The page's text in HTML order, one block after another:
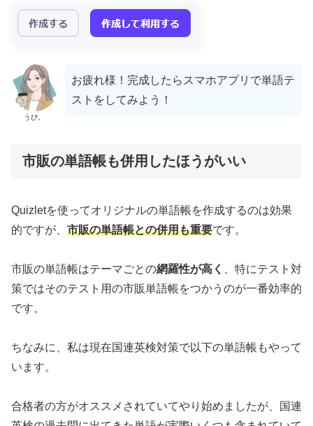
うぴ。
お疲れ様！完成したらスマホアプリで単語テ
ストをしてみよう！
市販の単語帳も併用したほうがいい
Quizletを使ってオリジナルの単語帳を作成するのは効果
的ですが、 市販の単語帳との併用も重要です。
市販の単語帳はテーマごとの網羅性が高く
、特にテスト対
策ではそのテスト用の市販単語帳をつかうのが一番効率的
です。
ちなみに、私は現在国連英検対策で以下の単語帳もやって
います。
合格者の方がオススメされていてやり始めましたが、国連